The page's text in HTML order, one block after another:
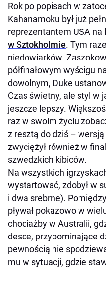
Rok po popisach w
Kahanamoku był już
reprezentantem USA na
w Sztokholmie. Tym
niedowiarków.
półfinałowym wyścigu
dowolnym, Duke
Czas świetny, ale styl w
jeszcze lepszy.
raz w swoim życiu
z resztą do dziś –
zwyciężył również w
szwedzkich kibiców.
Na wszystkich
wystartować, zdobył w
i dwa srebrne).
pływał pokazowo w
chociażby w Australii,
desce, przypominające
pewnością nie
mu w sytuacji, gdzie